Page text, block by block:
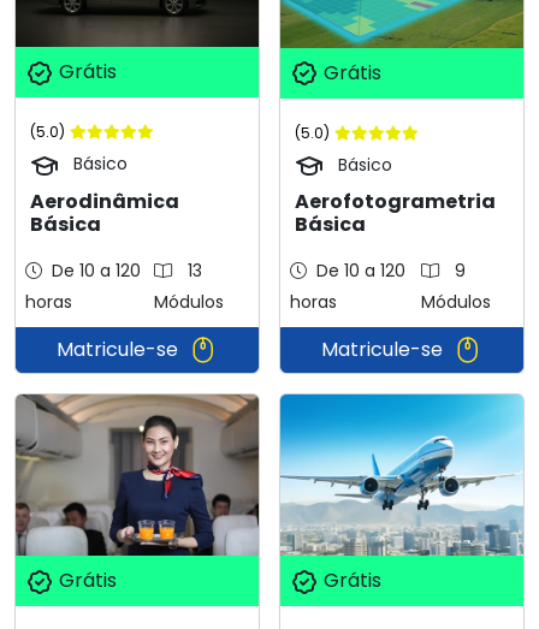
Grátis
(5.0)
Básico
Aerodinâmica
Básica
De 10 a 120
horas
13
Módulos
Matricule-se
Grátis
(5.0)
Básico
Aerofotogrametria
Básica
De 10 a 120
horas
9
Módulos
Matricule-se
Grátis Grátis